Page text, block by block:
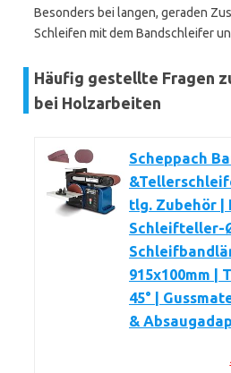
Besonders bei langen, geraden
Schleifen mit dem Bandschleifer
Häufig gestellte Fragen
bei Holzarbeiten
Scheppach
tlg. Zubehör |
Schleifteller-Ø
915x100mm |
45° |
&